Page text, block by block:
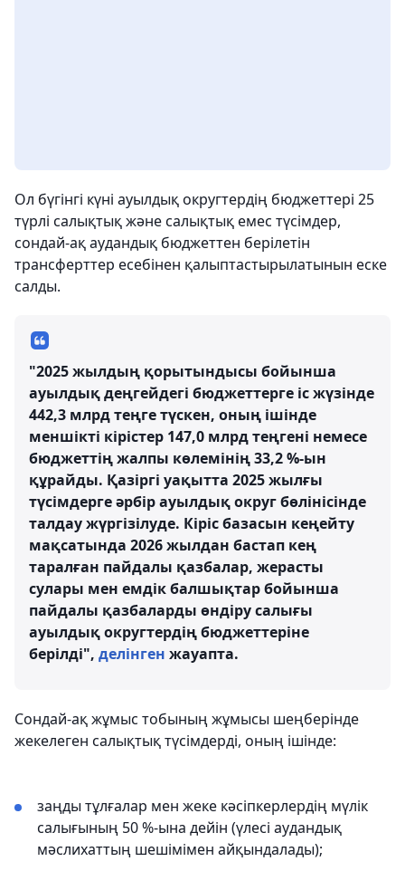
Ол бүгінгі күні ауылдық округтердің бюджеттері 25
түрлі салықтық және салықтық емес түсімдер,
сондай-ақ аудандық бюджеттен берілетін
трансферттер есебінен қалыптастырылатынын еске
салды.
"2025 жылдың қорытындысы бойынша
ауылдық деңгейдегі бюджеттерге іс жүзінде
442,3 млрд теңге түскен, оның ішінде
меншікті кірістер 147,0 млрд теңгені немесе
бюджеттің жалпы көлемінің 33,2 %-ын
құрайды. Қазіргі уақытта 2025 жылғы
түсімдерге әрбір ауылдық округ бөлінісінде
талдау жүргізілуде. Кіріс базасын кеңейту
мақсатында 2026 жылдан бастап кең
таралған пайдалы қазбалар, жерасты
сулары мен емдік балшықтар бойынша
пайдалы қазбаларды өндіру салығы
ауылдық округтердің бюджеттеріне
берілді", делінген жауапта.
Сондай-ақ жұмыс тобының жұмысы шеңберінде
жекелеген салықтық түсімдерді, оның ішінде:
заңды тұлғалар мен жеке кәсіпкерлердің мүлік
салығының 50 %-ына дейін (үлесі аудандық
мәслихаттың шешімімен айқындалады);